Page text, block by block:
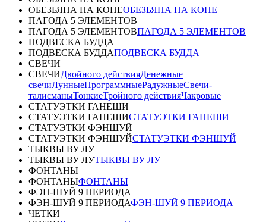
ОБЕЗЬЯНА НА КОНЕОБЕЗЬЯНА НА КОНЕ
ПАГОДА 5 ЭЛЕМЕНТОВ
ПАГОДА 5 ЭЛЕМЕНТОВПАГОДА 5 ЭЛЕМЕНТОВ
ПОДВЕСКА БУДДА
ПОДВЕСКА БУДДАПОДВЕСКА БУДДА
СВЕЧИ
СВЕЧИДвойного действияДенежные
свечиЛунныеПрограммныеРадужныеСвечи-
талисманыТонкиеТройного действияЧакровые
СТАТУЭТКИ ГАНЕШИ
СТАТУЭТКИ ГАНЕШИСТАТУЭТКИ ГАНЕШИ
СТАТУЭТКИ ФЭНШУЙ
СТАТУЭТКИ ФЭНШУЙСТАТУЭТКИ ФЭНШУЙ
ТЫКВЫ ВУ ЛУ
ТЫКВЫ ВУ ЛУТЫКВЫ ВУ ЛУ
ФОНТАНЫ
ФОНТАНЫФОНТАНЫ
ФЭН-ШУЙ 9 ПЕРИОДА
ФЭН-ШУЙ 9 ПЕРИОДАФЭН-ШУЙ 9 ПЕРИОДА
ЧЕТКИ